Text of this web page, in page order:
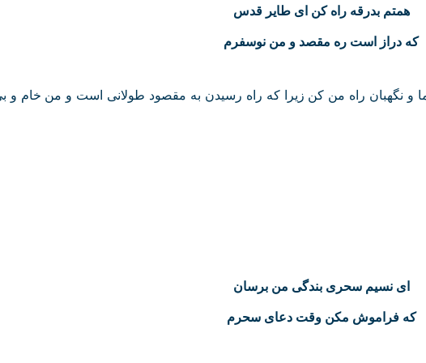
همتم بدرقه راه کن ای طایر قدس
که دراز است ره مقصد و من نوسفرم
و نگهبان راه من کن زیرا که راه رسیدن به مقصود طولانی است و من خام و
ای نسیم سحری بندگی من برسان
که فراموش مکن وقت دعای سحرم